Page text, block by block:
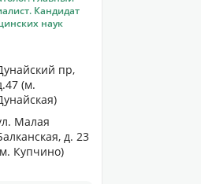
Кандидат
наук
пр,
(м.
Малая
д. 23
Купчино)